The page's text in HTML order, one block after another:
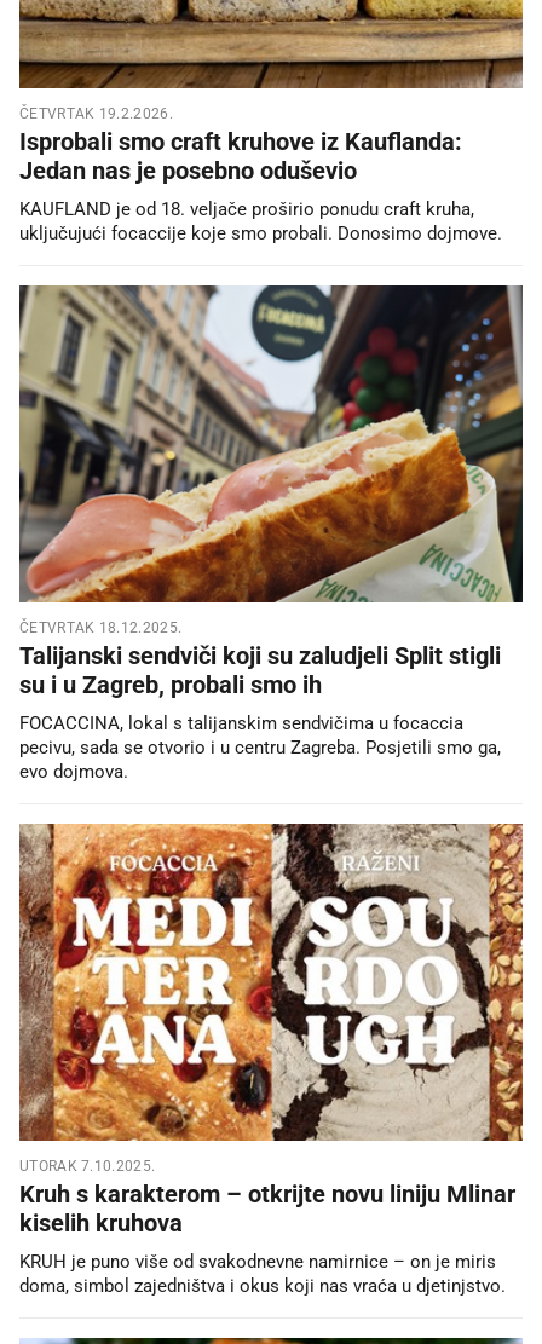
ČETVRTAK 19.2.2026.
Isprobali smo craft kruhove iz Kauflanda:
Jedan nas je posebno oduševio
KAUFLAND je od 18. veljače proširio ponudu craft kruha,
uključujući focaccije koje smo probali. Donosimo dojmove.
ČETVRTAK 18.12.2025.
Talijanski sendviči koji su zaludjeli Split stigli
su i u Zagreb, probali smo ih
FOCACCINA, lokal s talijanskim sendvičima u focaccia
pecivu, sada se otvorio i u centru Zagreba. Posjetili smo ga,
evo dojmova.
UTORAK 7.10.2025.
Kruh s karakterom – otkrijte novu liniju Mlinar
kiselih kruhova
KRUH je puno više od svakodnevne namirnice – on je miris
doma, simbol zajedništva i okus koji nas vraća u djetinjstvo.